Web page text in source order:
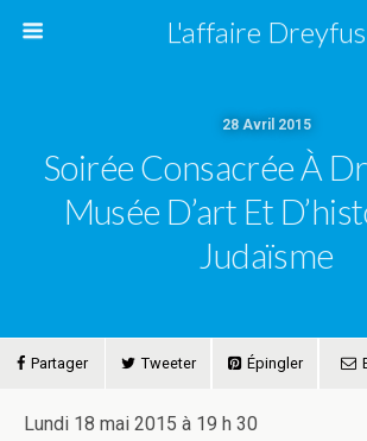
L'affaire Dreyfus
28 Avril 2015
Soirée Consacrée À
Musée D’art Et
Judaïsme
Partager Tweeter Épingler
Lundi 18 mai 2015 à 19 h 30